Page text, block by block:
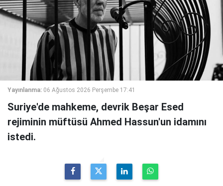
Yayınlanma: 06 Ağustos 2026 Perşembe 17:41
Suriye'de mahkeme, devrik Beşar Esed
rejiminin müftüsü Ahmed Hassun'un idamını
istedi.